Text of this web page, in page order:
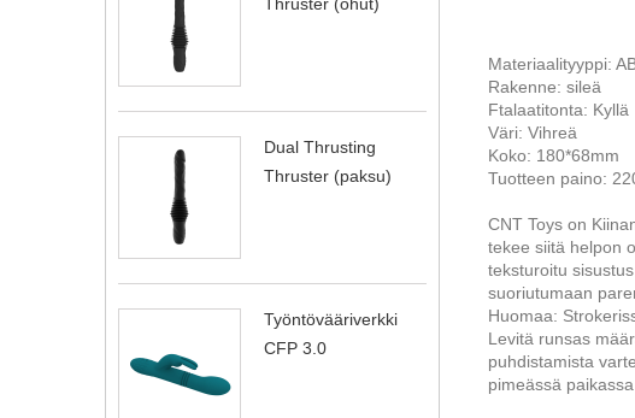
Dual Thrusting
Thruster (paksu)
Työntövääriverkki
CFP 3.0
Materiaalityyppi:
Rakenne: sileä
Ftalaatitonta: Kyllä
Väri: Vihreä
Koko: 180*68mm
Tuotteen paino:
CNT Toys on
tekee siitä helpon
teksturoitu
suoriutumaan
Huomaa:
Levitä runsas
puhdistamista
pimeässä